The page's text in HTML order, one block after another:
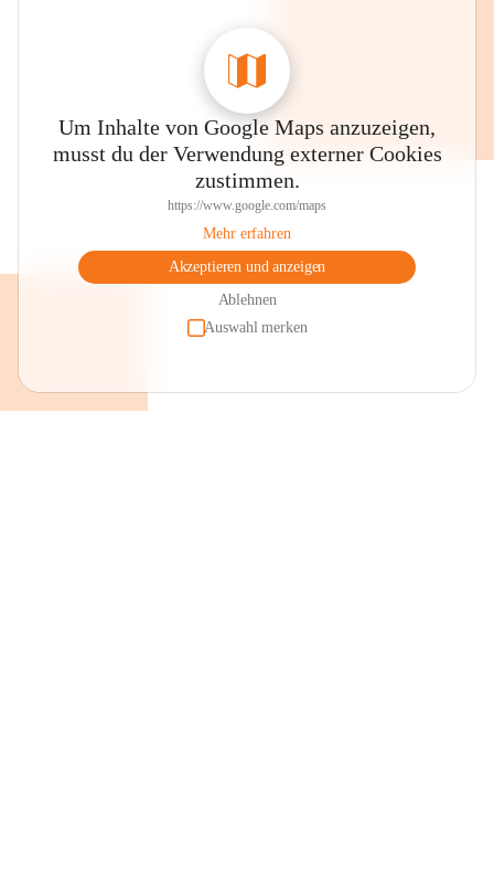
Um Inhalte von Google Maps anzuzeigen,
musst du der Verwendung externer Cookies
zustimmen.
https://www.google.com/maps
Mehr erfahren
Akzeptieren und anzeigen
Ablehnen
Auswahl merken